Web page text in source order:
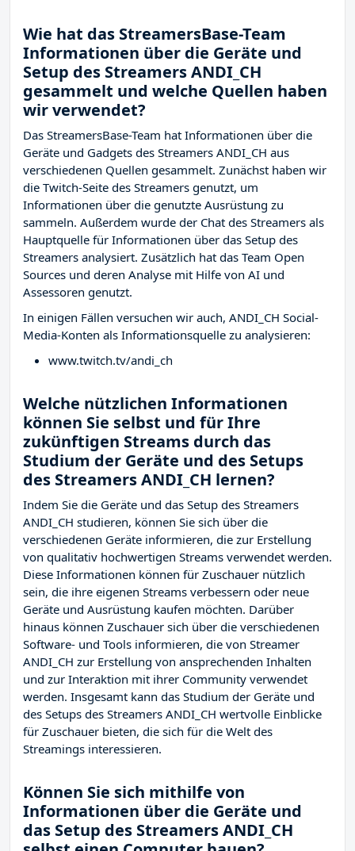
Wie hat das StreamersBase-Team
Informationen über die Geräte und
Setup des Streamers ANDI_CH
gesammelt und welche Quellen haben
wir verwendet?
Das StreamersBase-Team hat Informationen über die
Geräte und Gadgets des Streamers ANDI_CH aus
verschiedenen Quellen gesammelt. Zunächst haben wir
die Twitch-Seite des Streamers genutzt, um
Informationen über die genutzte Ausrüstung zu
sammeln. Außerdem wurde der Chat des Streamers als
Hauptquelle für Informationen über das Setup des
Streamers analysiert. Zusätzlich hat das Team Open
Sources und deren Analyse mit Hilfe von AI und
Assessoren genutzt.
In einigen Fällen versuchen wir auch, ANDI_CH Social-
Media-Konten als Informationsquelle zu analysieren:
www.twitch.tv/andi_ch
Welche nützlichen Informationen
können Sie selbst und für Ihre
zukünftigen Streams durch das
Studium der Geräte und des Setups
des Streamers ANDI_CH lernen?
Indem Sie die Geräte und das Setup des Streamers
ANDI_CH studieren, können Sie sich über die
verschiedenen Geräte informieren, die zur Erstellung
von qualitativ hochwertigen Streams verwendet werden.
Diese Informationen können für Zuschauer nützlich
sein, die ihre eigenen Streams verbessern oder neue
Geräte und Ausrüstung kaufen möchten. Darüber
hinaus können Zuschauer sich über die verschiedenen
Software- und Tools informieren, die von Streamer
ANDI_CH zur Erstellung von ansprechenden Inhalten
und zur Interaktion mit ihrer Community verwendet
werden. Insgesamt kann das Studium der Geräte und
des Setups des Streamers ANDI_CH wertvolle Einblicke
für Zuschauer bieten, die sich für die Welt des
Streamings interessieren.
Können Sie sich mithilfe von
Informationen über die Geräte und
das Setup des Streamers ANDI_CH